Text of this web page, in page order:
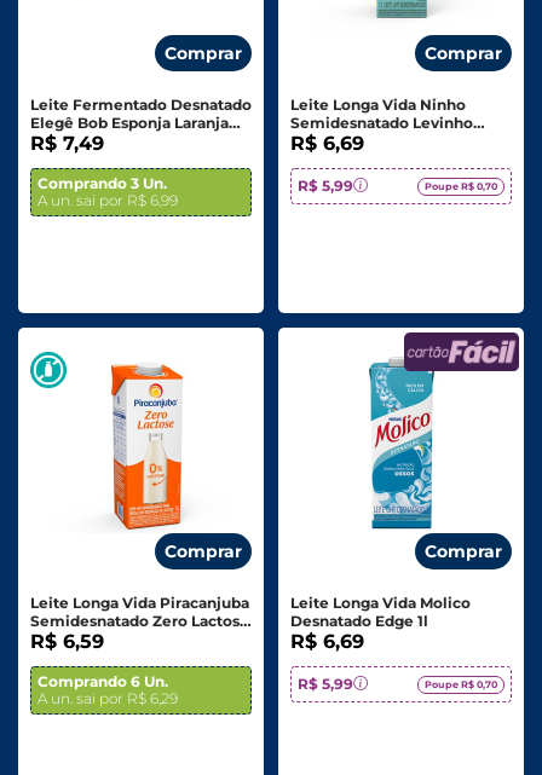
Comprar
Leite Fermentado Desnatado
Elegê Bob Esponja Laranja
80g C/ 6 Unid.
R$ 7,49
Comprando 3 Un.
A un. sai por R$ 6,99
Comprar
Leite Longa Vida Ninho
Semidesnatado Levinho
Edge 1l
R$ 6,69
R$ 5,99 Poupe R$ 0,70
Comprar
Leite Longa Vida Piracanjuba
Semidesnatado Zero Lactose
1l
R$ 6,59
Comprando 6 Un.
A un. sai por R$ 6,29
Comprar
Leite Longa Vida Molico
Desnatado Edge 1l
R$ 6,69
R$ 5,99 Poupe R$ 0,70